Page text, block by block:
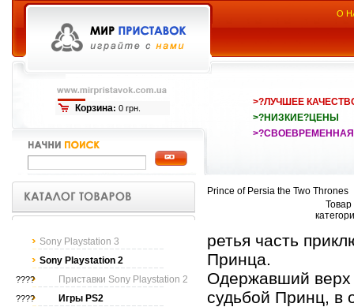
Корзина: 0 грн.
О
>?ЛУЧШЕЕ
>?НИЗКИЕ?ЦЕНЫ
Sony Playstation 3
Sony Playstation 2
???? Приставки Sony Playstation 2
???? Игры PS2
Prince of Persia the Two Thrones
Товар
ретья часть
Принца.
Одержавший верх
судьбой Принц, в